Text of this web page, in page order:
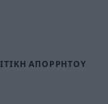
ΑΠΟΡΡΉΤΟΥ